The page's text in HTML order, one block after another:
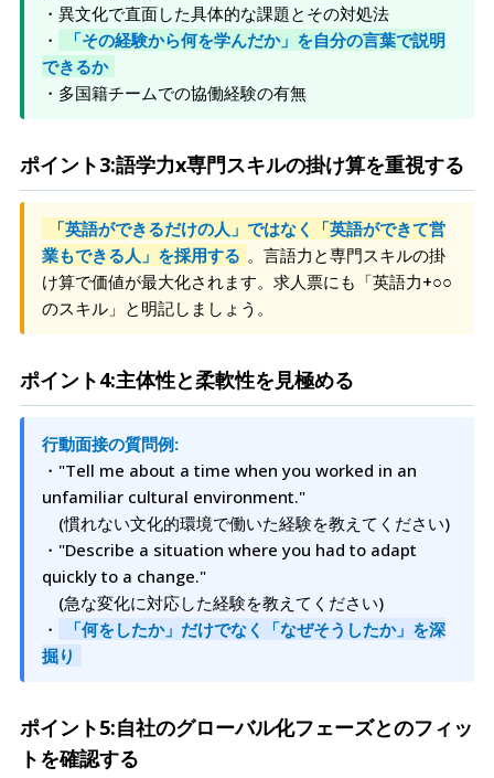
・異文化で直面した具体的な課題とその対処法
・
「その経験から何を学んだか」を自分の言葉で説明
できるか
・多国籍チームでの協働経験の有無
ポイント3:語学力x専門スキルの掛け算を重視する
「英語ができるだけの人」ではなく「英語ができて営
業もできる人」を採用する 。言語力と専門スキルの掛
け算で価値が最大化されます。求人票にも「英語力+○○
のスキル」と明記しましょう。
ポイント4:主体性と柔軟性を見極める
行動面接の質問例:
・"Tell me about a time when you worked in an
unfamiliar cultural environment."
(慣れない文化的環境で働いた経験を教えてください)
・"Describe a situation where you had to adapt
quickly to a change."
(急な変化に対応した経験を教えてください)
・
「何をしたか」だけでなく「なぜそうしたか」を深
掘り
ポイント5:自社のグローバル化フェーズとのフィッ
トを確認する